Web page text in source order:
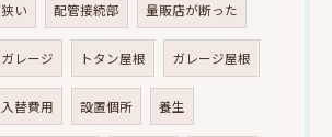
狭い 配管接続部 量販店が断った
ガレージ トタン屋根 ガレージ屋根
入替費用 設置個所 養生